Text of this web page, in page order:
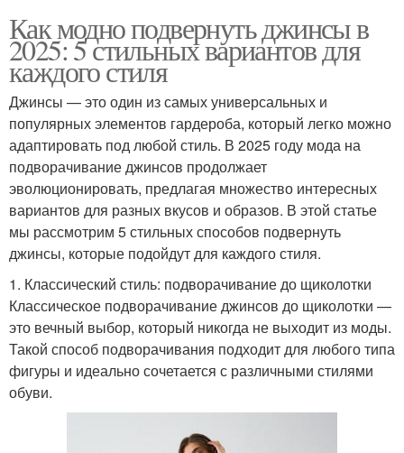
Как модно подвернуть джинсы в
2025: 5 стильных вариантов для
каждого стиля
Джинсы — это один из самых универсальных и
популярных элементов гардероба, который легко можно
адаптировать под любой стиль. В 2025 году мода на
подворачивание джинсов продолжает
эволюционировать, предлагая множество интересных
вариантов для разных вкусов и образов. В этой статье
мы рассмотрим 5 стильных способов подвернуть
джинсы, которые подойдут для каждого стиля.
1. Классический стиль: подворачивание до щиколотки
Классическое подворачивание джинсов до щиколотки —
это вечный выбор, который никогда не выходит из моды.
Такой способ подворачивания подходит для любого типа
фигуры и идеально сочетается с различными стилями
обуви.